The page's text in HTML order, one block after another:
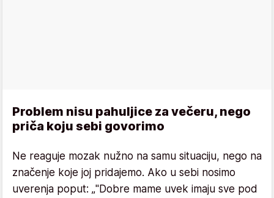
Problem nisu pahuljice za večeru, nego
priča koju sebi govorimo
Ne reaguje mozak nužno na samu situaciju, nego na
značenje koje joj pridajemo. Ako u sebi nosimo
uverenja poput: „"Dobre mame uvek imaju sve pod